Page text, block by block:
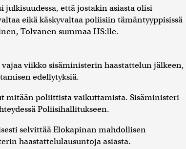
että jostakin asiasta olisi
eikä käskyvaltaa poliisiin tämäntyyppisissä
Tolvanen summaa HS:lle.
viikko sisäministerin haastattelun jälkeen,
edellytyksiä.
mitään poliittista vaikuttamista. Sisäministeri
Poliisihallitukseen.
selvittää Elokapinan mahdollisen
haastattelulausuntoja asiasta.